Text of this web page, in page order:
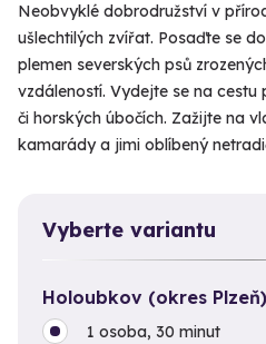
Neobvyklé dobrodružství v
ušlechtilých zvířat. Posaďte se
plemen severských psů
vzdáleností. Vydejte se na cestu
či horských úbočích. Zažijte na
kamarády a jimi oblíbený
Vyberte variantu
Holoubkov (okres Plzeň)
1 osoba, 30 minut